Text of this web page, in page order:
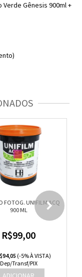
Gênesis 900ml +
FOTOG. UNIFILM ACQ
900 ML
R$99,00
(-5% À VISTA)
Dep/Transf/PIX